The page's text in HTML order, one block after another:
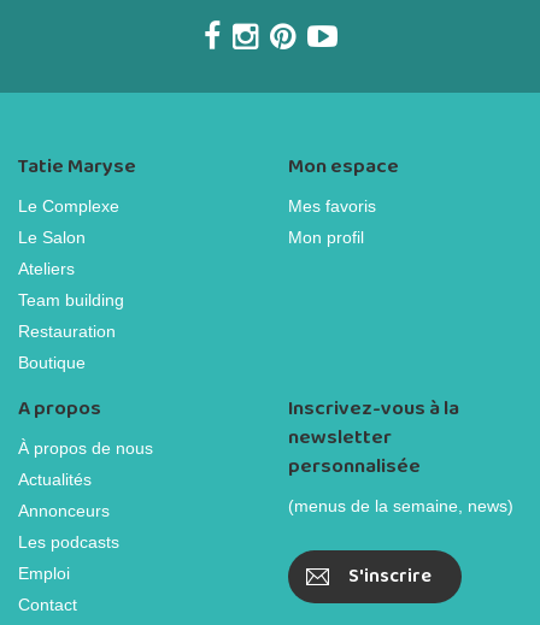
Tatie Maryse
Le Complexe
Le Salon
Ateliers
Team building
Restauration
Boutique
Mon espace
Mes favoris
Mon profil
A propos
À propos de nous
Actualités
Annonceurs
Les podcasts
Emploi
Contact
Inscrivez-vous à la
newsletter
personnalisée
(menus de la semaine, news)
S'inscrire